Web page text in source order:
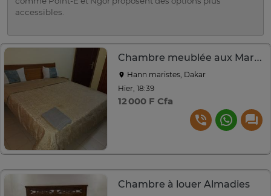
accessibles.
Chambre meublée aux Maristes
Hann maristes, Dakar
Hier, 18:39
12 000 F Cfa
Chambre à louer Almadies